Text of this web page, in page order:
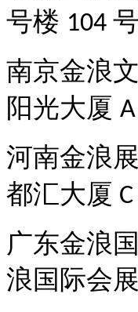
号楼 104 号
南京金浪
阳光大厦 A
河南金浪
都汇大厦 C
广东金浪
浪国际会展